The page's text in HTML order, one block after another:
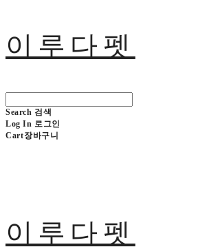
이루다펫
Search 검색
Log In 로그인
Cart장바구니
이루다펫